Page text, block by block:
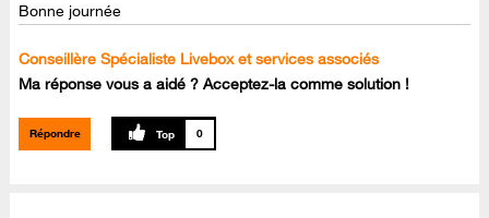
Bonne journée
Conseillère Spécialiste Livebox et services associés
Ma réponse vous a aidé ? Acceptez-la comme solution !
Répondre 0